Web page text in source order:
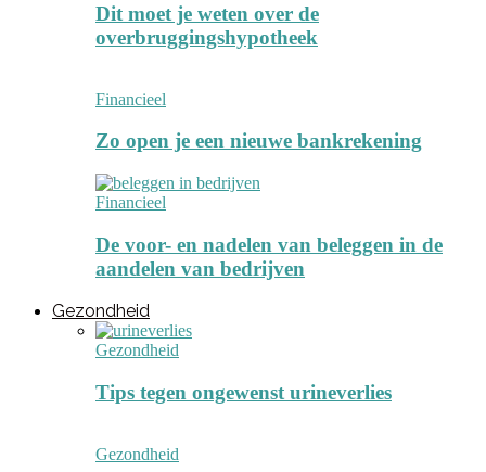
Dit moet je weten over de
overbruggingshypotheek
Financieel
Zo open je een nieuwe bankrekening
Financieel
De voor- en nadelen van beleggen in de
aandelen van bedrijven
Gezondheid
Gezondheid
Tips tegen ongewenst urineverlies
Gezondheid